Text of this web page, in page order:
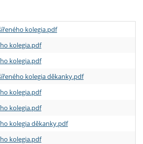
kolegia.pdf
kolegia.pdf
kolegia.pdf
kolegia děkanky.pdf
kolegia.pdf
kolegia.pdf
kolegia děkanky.pdf
kolegia.pdf